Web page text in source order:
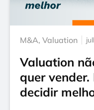
M&A, Valuation
Valuation
quer
decidir